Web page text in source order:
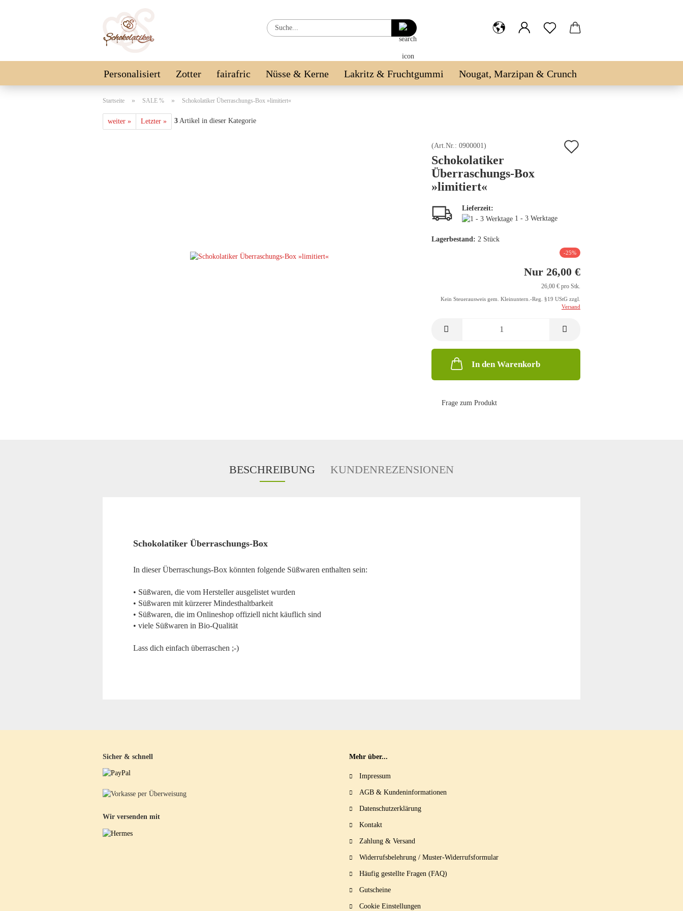
Suche...
Personalisiert Zotter fairafric Nüsse & Kerne Lakritz & Fruchtgummi Nougat, Marzipan & Crunch
Schokolinsen Vegan SALE %
Startseite » SALE % » Schokolatiker Überraschungs-Box »limitiert«
weiter » Letzter » 3 Artikel in dieser Kategorie
(Art.Nr.: 0900001)
Schokolatiker
Überraschungs-Box
»limitiert«
Lieferzeit:
1 - 3 Werktage
Lagerbestand: 2 Stück
-25%
Nur 26,00 €
26,00 € pro Stk.
Kein Steuerausweis gem. Kleinuntern.-Reg. §19 UStG zzgl.
Versand
In den Warenkorb
Frage zum Produkt
BESCHREIBUNG KUNDENREZENSIONEN
Schokolatiker Überraschungs-Box
In dieser Überraschungs-Box könnten folgende Süßwaren enthalten sein:
• Süßwaren, die vom Hersteller ausgelistet wurden
• Süßwaren mit kürzerer Mindesthaltbarkeit
• Süßwaren, die im Onlineshop offiziell nicht käuflich sind
• viele Süßwaren in Bio-Qualität
Lass dich einfach überraschen ;-)
Sicher & schnell
Wir versenden mit
Mehr über...
Impressum
AGB & Kundeninformationen
Datenschutzerklärung
Kontakt
Zahlung & Versand
Widerrufsbelehrung / Muster-Widerrufsformular
Häufig gestellte Fragen (FAQ)
Gutscheine
Cookie Einstellungen